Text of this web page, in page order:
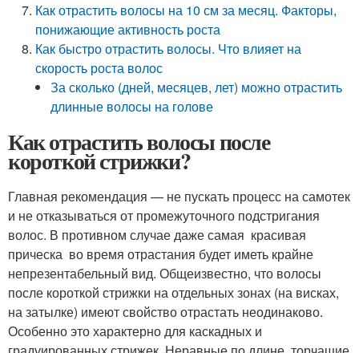
Как отрастить волосы на 10 см за месяц. Факторы,
понижающие активность роста
Как быстро отрастить волосы. Что влияет на
скорость роста волос
За сколько (дней, месяцев, лет) можно отрастить
длинные волосы на голове
Как отрастить волосы после
короткой стрижки?
Главная рекомендация — не пускать процесс на самотек
и не отказываться от промежуточного подстригания
волос. В противном случае даже самая красивая
прическа во время отрастания будет иметь крайне
непрезентабельный вид. Общеизвестно, что волосы
после короткой стрижки на отдельных зонах (на висках,
на затылке) имеют свойство отрастать неодинаково.
Особенно это характерно для каскадных и